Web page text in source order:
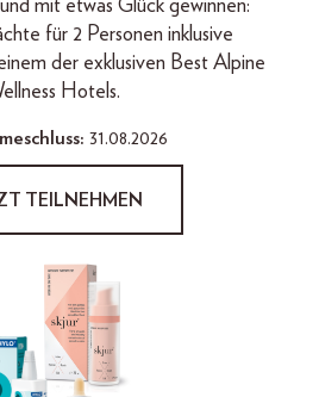
mit etwas Glück gewinnen:
für 2 Personen inklusive
der exklusiven Best Alpine
Hotels.
31.08.2026
TEILNEHMEN